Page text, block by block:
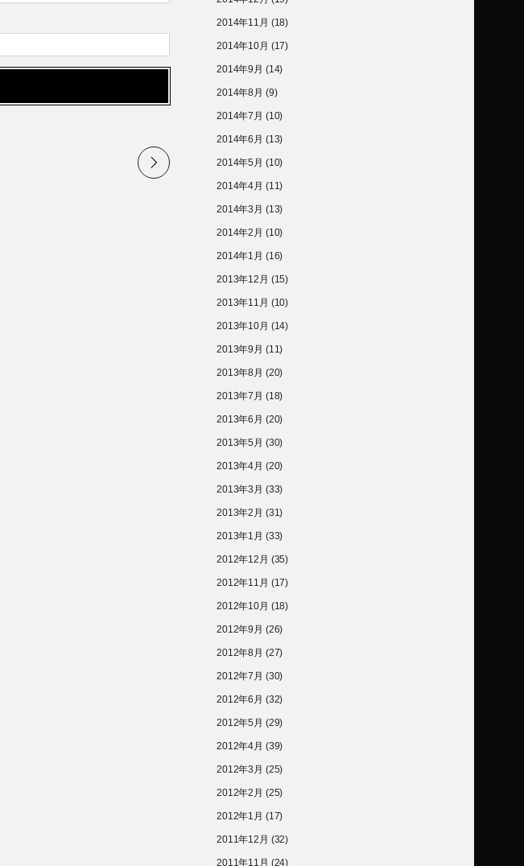
2014年11月 (18)
2014年10月 (17)
2014年9月 (14)
2014年8月 (9)
2014年7月 (10)
2014年6月 (13)
2014年5月 (10)
2014年4月 (11)
2014年3月 (13)
2014年2月 (10)
2014年1月 (16)
2013年12月 (15)
2013年11月 (10)
2013年10月 (14)
2013年9月 (11)
2013年8月 (20)
2013年7月 (18)
2013年6月 (20)
2013年5月 (30)
2013年4月 (20)
2013年3月 (33)
2013年2月 (31)
2013年1月 (33)
2012年12月 (35)
2012年11月 (17)
2012年10月 (18)
2012年9月 (26)
2012年8月 (27)
2012年7月 (30)
2012年6月 (32)
2012年5月 (29)
2012年4月 (39)
2012年3月 (25)
2012年2月 (25)
2012年1月 (17)
2011年12月 (32)
2011年11月 (24)